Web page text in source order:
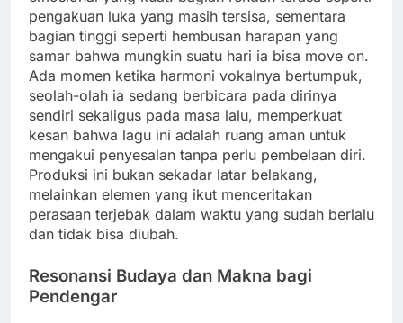
pengakuan luka yang masih tersisa, sementara
bagian tinggi seperti hembusan harapan yang
samar bahwa mungkin suatu hari ia bisa move on.
Ada momen ketika harmoni vokalnya bertumpuk,
seolah-olah ia sedang berbicara pada dirinya
sendiri sekaligus pada masa lalu, memperkuat
kesan bahwa lagu ini adalah ruang aman untuk
mengakui penyesalan tanpa perlu pembelaan diri.
Produksi ini bukan sekadar latar belakang,
melainkan elemen yang ikut menceritakan
perasaan terjebak dalam waktu yang sudah berlalu
dan tidak bisa diubah.
Resonansi Budaya dan Makna bagi
Pendengar